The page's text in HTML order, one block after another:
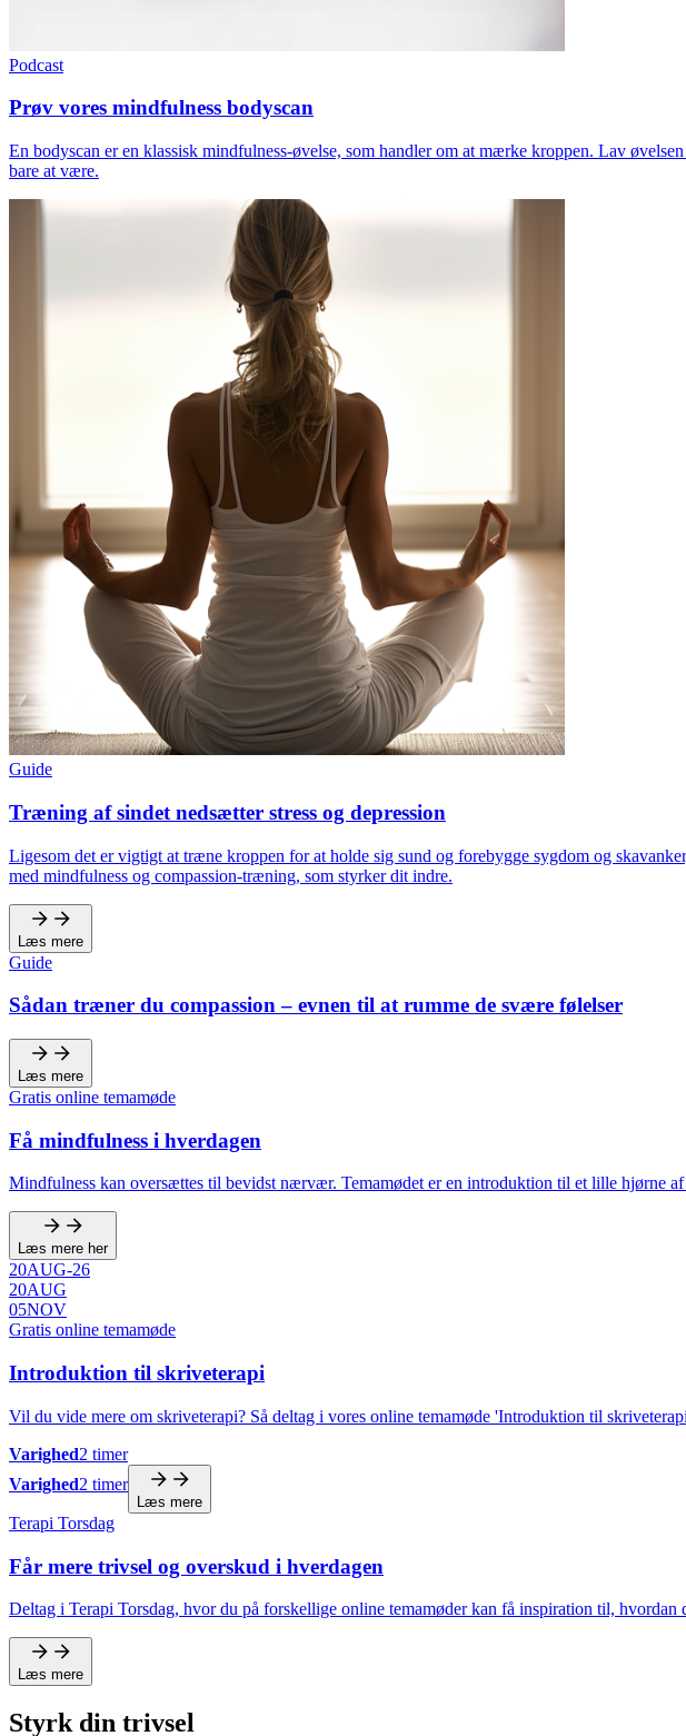
Podcast
Prøv vores mindfulness bodyscan
En bodyscan er en klassisk mindfulness-øvelse, som handler om at mærke kroppen. Lav
bare at være.
Guide
Træning af sindet nedsætter stress og depression
Ligesom det er vigtigt at træne kroppen for at holde sig sund og forebygge sygdom og
med mindfulness og compassion-træning, som styrker dit indre.
Læs mere
Guide
Sådan træner du compassion – evnen til at rumme de svære følelser
Læs mere
Gratis online temamøde
Få mindfulness i hverdagen
Mindfulness kan oversættes til bevidst nærvær. Temamødet er en introduktion til et lille hjørne
Læs mere her
20AUG-26
20AUG
05NOV
Gratis online temamøde
Introduktion til skriveterapi
Vil du vide mere om skriveterapi? Så deltag i vores online temamøde 'Introduktion til
Varighed2 timer
Varighed2 timer
Læs mere
Terapi Torsdag
Får mere trivsel og overskud i hverdagen
Deltag i Terapi Torsdag, hvor du på forskellige online temamøder kan få inspiration til,
Læs mere
Styrk din trivsel